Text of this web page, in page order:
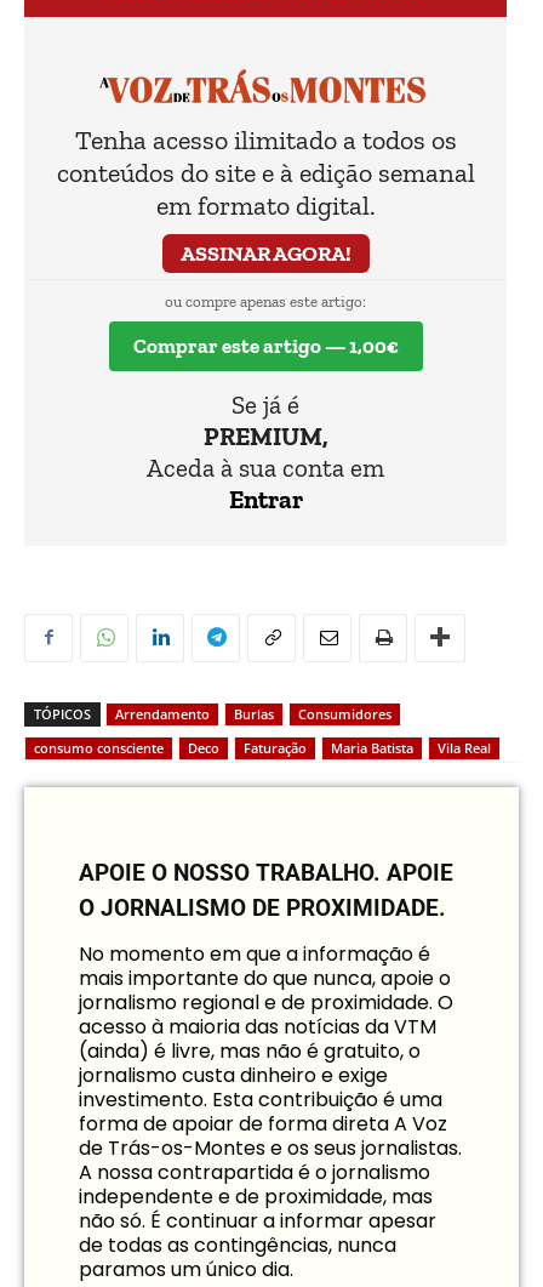
Tenha acesso ilimitado a todos os
conteúdos do site e à edição semanal
em formato digital.
ASSINAR AGORA!
ou compre apenas este artigo:
Comprar este artigo — 1,00€
Se já é
PREMIUM,
Aceda à sua conta em
Entrar
TÓPICOS Arrendamento Burlas
Consumidores
consumo consciente
Deco Faturação Maria Batista Vila Real
APOIE O NOSSO TRABALHO. APOIE
O JORNALISMO DE PROXIMIDADE.
No momento em que a informação é
mais importante do que nunca, apoie o
jornalismo regional e de proximidade. O
acesso à maioria das notícias da VTM
(ainda) é livre, mas não é gratuito, o
jornalismo custa dinheiro e exige
investimento. Esta contribuição é uma
forma de apoiar de forma direta A Voz
de Trás-os-Montes e os seus jornalistas.
A nossa contrapartida é o jornalismo
independente e de proximidade, mas
não só. É continuar a informar apesar
de todas as contingências, nunca
paramos um único dia.